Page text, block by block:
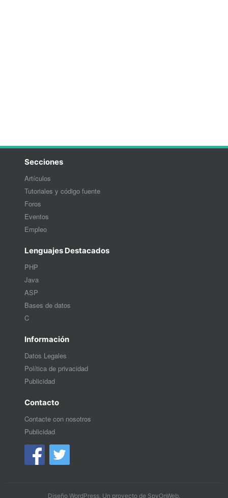
Secciones
Artículos
Tutoriales y código fuente
Foros
Eventos
Empleo
Lenguajes Destacados
PHP
Java
ASP
Bases de datos
C
Información
Datos Legales
Política de privacidad
Publicidad
Contacto
Contacte con nosotros
Publicidad
Diseño WordPress. Un proyecto de SpyOnWeb.